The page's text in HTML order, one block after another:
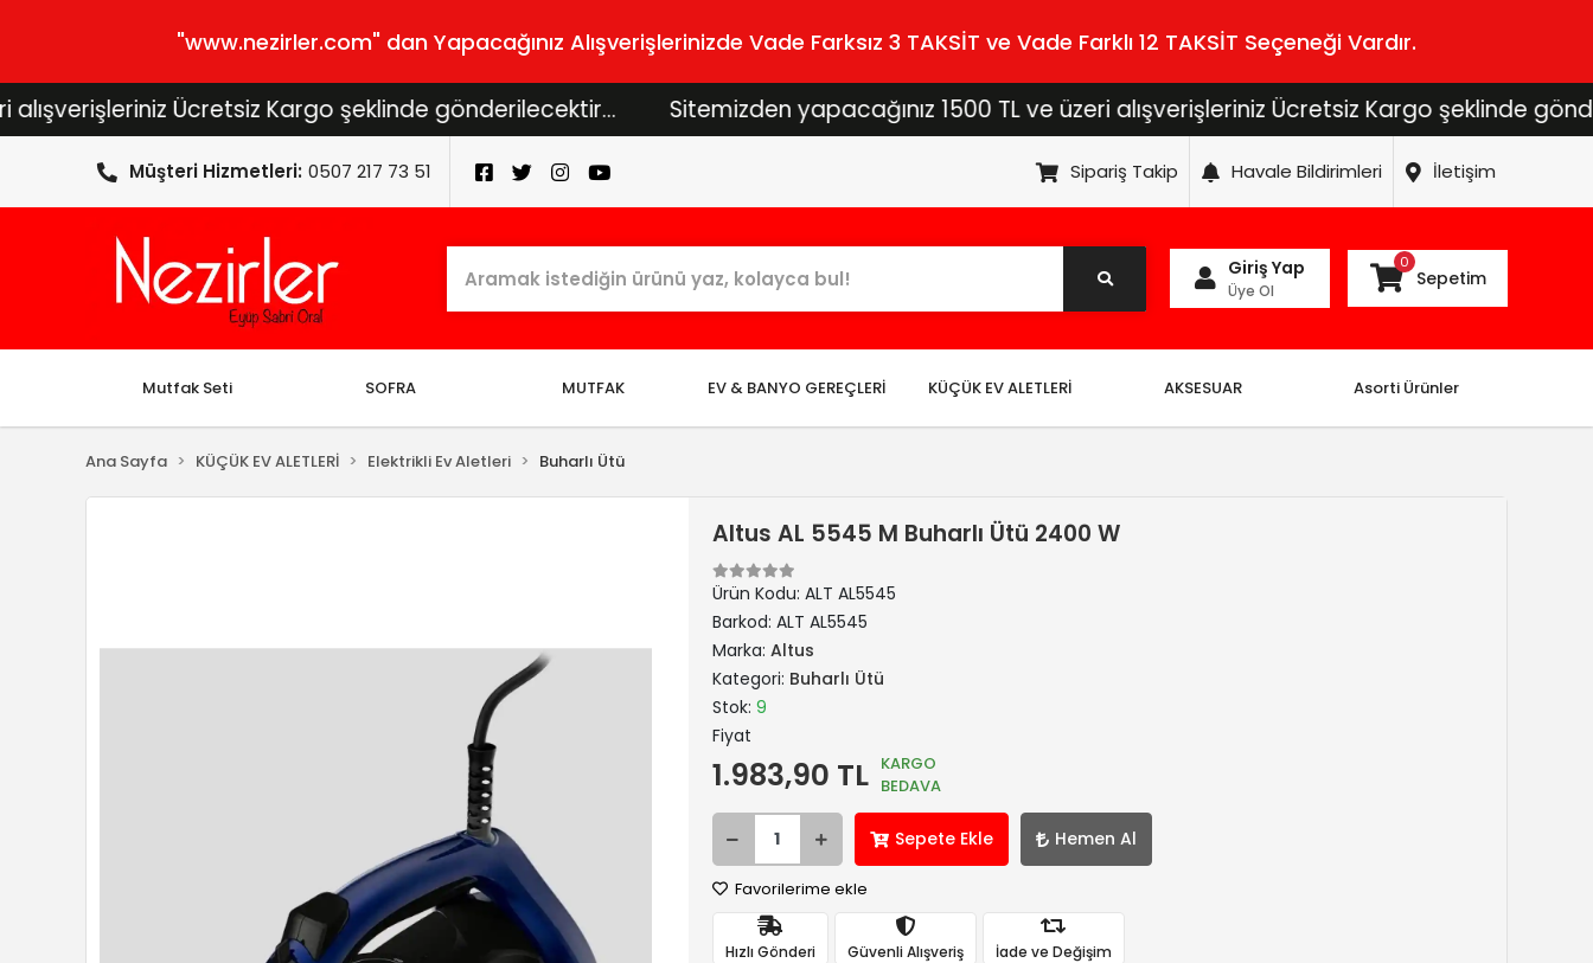
"www.nezirler.com" dan Yapacağınız Alışverişlerinizde Vade Farksız 3 TAKSİT ve Vade Farklı 12 TAKSİT Seçeneği Vardır.
Ücretsiz Kargo şeklinde gönderilecektir... Sitemizden yapacağınız 1500 TL ve üzeri alışverişleriniz Ücretsiz Kargo şeklinde
Müşteri Hizmetleri: 0507 217 73 51 Sipariş Takip Havale Bildirimleri İletişim
Giriş Yap
Üye Ol
0
Sepetim
Mutfak Seti SOFRA MUTFAK EV & BANYO GEREÇLERİ KÜÇÜK EV ALETLERİ AKSESUAR Asorti Ürünler
Ana Sayfa KÜÇÜK EV ALETLERİ Elektrikli Ev Aletleri Buharlı Ütü
Altus AL 5545 M Buharlı Ütü 2400 W
Ürün Kodu: ALT AL5545
Barkod: ALT AL5545
Marka: Altus
Kategori: Buharlı Ütü
Stok: 9
Fiyat
1.983,90 TL
KARGO
BEDAVA
Sepete Ekle Hemen Al
Favorilerime ekle
Hızlı Gönderi Güvenli Alışveriş İade ve Değişim